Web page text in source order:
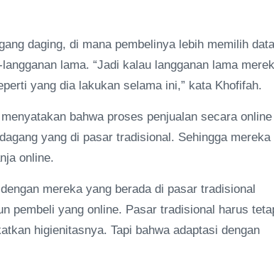
daging, di mana pembelinya lebih memilih
lama. “Jadi kalau langganan lama
yang dia lakukan selama ini,” kata Khofifah.
bahwa proses penjualan secara online
yang di pasar tradisional. Sehingga mereka
online.
mereka yang berada di pasar tradisional
pembeli yang online. Pasar tradisional harus
higienitasnya. Tapi bahwa adaptasi dengan